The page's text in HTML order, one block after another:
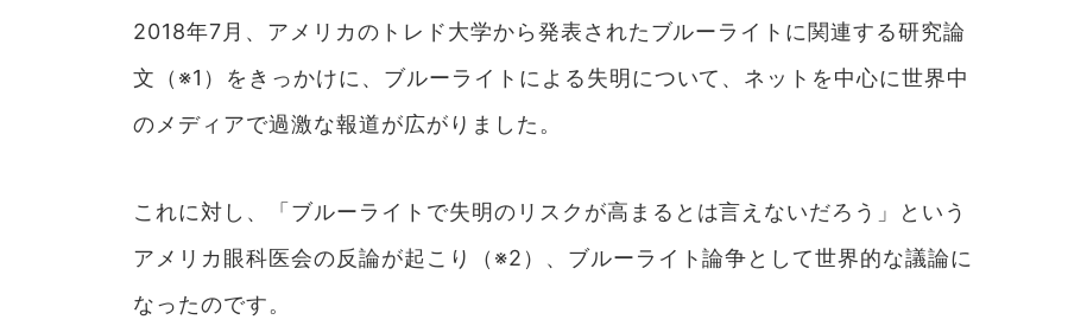
2018年7月、アメリカのトレド大学から発表されたブルーライトに関連する研究論
文（※1）をきっかけに、ブルーライトによる失明について、ネットを中心に世界中
のメディアで過激な報道が広がりました。
これに対し、「ブルーライトで失明のリスクが高まるとは言えないだろう」という
アメリカ眼科医会の反論が起こり（※2）、ブルーライト論争として世界的な議論に
なったのです。